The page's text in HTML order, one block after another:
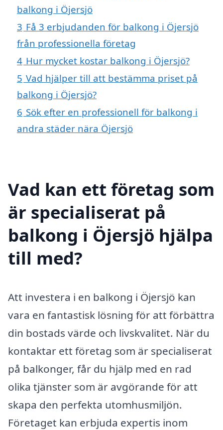
balkong i Öjersjö
3 Få 3 erbjudanden för balkong i Öjersjö
från professionella företag
4 Hur mycket kostar balkong i Öjersjö?
5 Vad hjälper till att bestämma priset på
balkong i Öjersjö?
6 Sök efter en professionell för balkong i
andra städer nära Öjersjö
Vad kan ett företag som
är specialiserat på
balkong i Öjersjö hjälpa
till med?
Att investera i en balkong i Öjersjö kan
vara en fantastisk lösning för att förbättra
din bostads värde och livskvalitet. När du
kontaktar ett företag som är specialiserat
på balkonger, får du hjälp med en rad
olika tjänster som är avgörande för att
skapa den perfekta utomhusmiljön.
Företaget kan erbjuda expertis inom